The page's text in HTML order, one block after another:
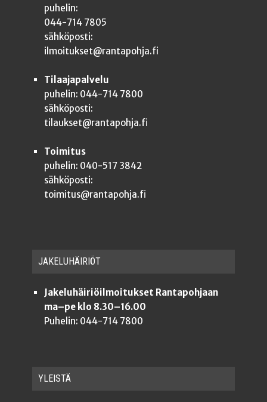
puhelin:
044-714 7805
sähköposti:
ilmoitukset@rantapohja.fi
Tilaajapalvelu
puhelin: 044-714 7800
sähköposti:
tilaukset@rantapohja.fi
Toimitus
puhelin: 040-517 3842
sähköposti:
toimitus@rantapohja.fi
JAKE­LU­HÄI­RIÖT
Jakeluhäiriöilmoitukset Rantapohjaan
ma–pe klo 8.30–16.00
Puhelin: 044-714 7800
YLEISTÄ